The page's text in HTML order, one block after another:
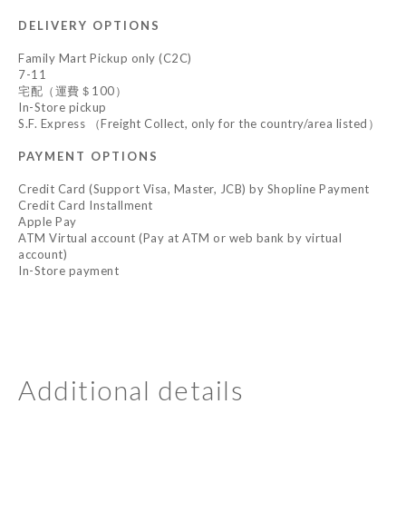
DELIVERY OPTIONS
Family Mart Pickup only (C2C)
7-11
宅配（運費＄100）
In-Store pickup
S.F. Express （Freight Collect, only for the country/area listed）
PAYMENT OPTIONS
Credit Card (Support Visa, Master, JCB) by Shopline Payment
Credit Card Installment
Apple Pay
ATM Virtual account (Pay at ATM or web bank by virtual
account)
In-Store payment
Additional details